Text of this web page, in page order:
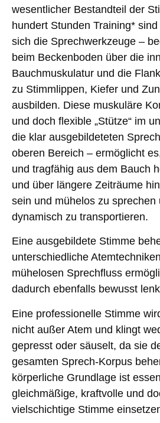
wesentlicher Bestandteil der
hundert Stunden Training* sind
sich die Sprechwerkzeuge –
beim Beckenboden über die
Bauchmuskulatur und die
zu Stimmlippen, Kiefer und
ausbilden. Diese muskuläre
und doch flexible „Stütze“ im
die klar ausgebildeteten
oberen Bereich – ermöglicht
und tragfähig aus dem Bauch
und über längere Zeiträume
sein und mühelos zu sprechen
dynamisch zu transportieren.
Eine ausgebildete Stimme
unterschiedliche
mühelosen Sprechfluss
dadurch ebenfalls bewusst
Eine professionelle Stimme
nicht außer Atem und klingt
gepresst oder säuselt, da sie
gesamten Sprech-Korpus
körperliche Grundlage ist
gleichmäßige, kraftvolle und
vielschichtige Stimme